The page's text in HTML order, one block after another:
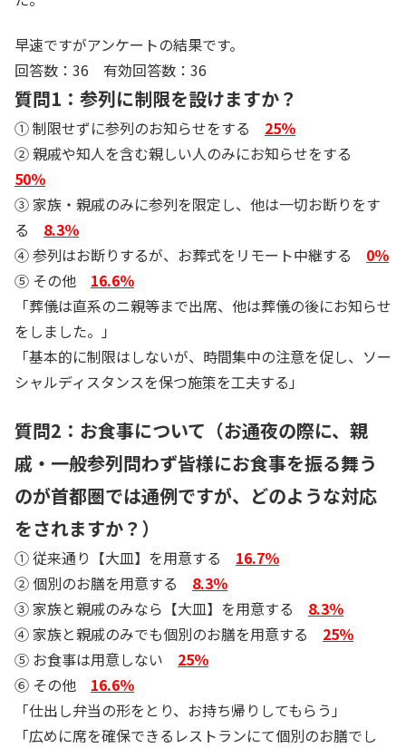
早速ですがアンケートの結果です。
回答数：36 有効回答数：36
質問1：参列に制限を設けますか？
① 制限せずに参列のお知らせをする 25％
② 親戚や知人を含む親しい人のみにお知らせをする
50％
③ 家族・親戚のみに参列を限定し、他は一切お断りをす
る 8.3％
④ 参列はお断りするが、お葬式をリモート中継する 0％
⑤ その他 16.6％
「葬儀は直系のニ親等まで出席、他は葬儀の後にお知らせ
をしました。」
「基本的に制限はしないが、時間集中の注意を促し、ソー
シャルディスタンスを保つ施策を工夫する」
質問2：お食事について（お通夜の際に、親
戚・一般参列問わず皆様にお食事を振る舞う
のが首都圏では通例ですが、どのような対応
をされますか？）
① 従来通り【大皿】を用意する 16.7％
② 個別のお膳を用意する 8.3％
③ 家族と親戚のみなら【大皿】を用意する 8.3％
④ 家族と親戚のみでも個別のお膳を用意する 25％
⑤ お食事は用意しない 25％
⑥ その他 16.6％
「仕出し弁当の形をとり、お持ち帰りしてもらう」
「広めに席を確保できるレストランにて個別のお膳でし